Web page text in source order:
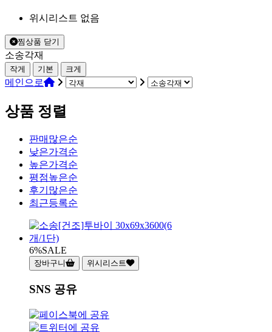
위시리스트 없음
찜상품 닫기
소송각재
작게 기본 크게
메인으로
상품 정렬
판매많은순
낮은가격순
높은가격순
평점높은순
후기많은순
최근등록순
6%SALE
장바구니 위시리스트
SNS 공유